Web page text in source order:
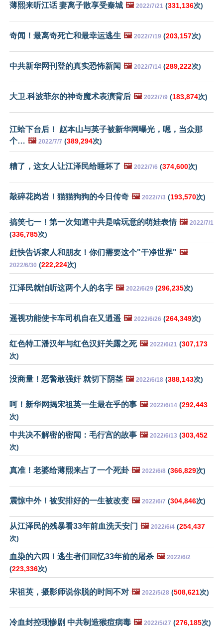
薄熙来听江话 妻离子散享受秦城 🖼️ 2022/7/21 (331,136次)
奇闻！最离奇死亡和最幸运逃生 🖼️ 2022/7/19 (203,157次)
中共新华网刊登的真实恐怖新闻 🖼️ 2022/7/14 (289,222次)
大卫.科波菲尔的神奇魔术表演背后 🖼️ 2022/7/9 (183,874次)
江蛤下台后！ 赵本山与英子被新华网曝光，嗯，当众那
个… 🖼️ 2022/7/7 (389,294次)
糟了，这女人让江泽民给睡坏了 🖼️ 2022/7/6 (374,600次)
敲碎花岗岩！猫猫狗狗的今日传奇 🖼️ 2022/7/3 (193,570次)
搞笑七一！第一次知道中共是啥玩意的萌娃表情 🖼️ 2022/7/1
(336,785次)
赶快告诉家人和朋友！你们需要这个"干净世界" 🖼️
2022/6/30 (222,224次)
江泽民就怕听这两个人的名字 🖼️ 2022/6/29 (296,235次)
遥视功能使卡车司机自在又逍遥 🖼️ 2022/6/26 (264,349次)
红色特工潘汉年与红色汉奸关露之死 🖼️ 2022/6/21 (307,173
次)
没商量！恶警敢强奸 就切下阴茎 🖼️ 2022/6/18 (388,143次)
呵！新华网揭宋祖英一生最在乎的事 🖼️ 2022/6/14 (292,443
次)
中共决不解密的密闻：毛行宫的故事 🖼️ 2022/6/13 (303,452
次)
真准！老婆给薄熙来占了一个死卦 🖼️ 2022/6/8 (366,829次)
震惊中外！被安排好的一生被改变 🖼️ 2022/6/7 (304,846次)
从江泽民的残暴看33年前血洗天安门 🖼️ 2022/6/4 (254,437
次)
血染的六四！逃生者们回忆33年前的屠杀 🖼️ 2022/6/2
(223,336次)
宋祖英，摄影师说你脱的时间不对 🖼️ 2022/5/28 (508,621次)
冷血封控现惨剧 中共制造猴痘病毒 🖼️ 2022/5/27 (276,185次)